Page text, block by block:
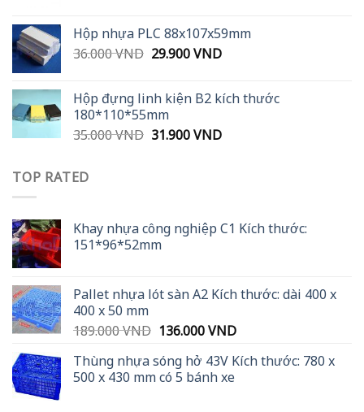
30.000 VND.21.900 VND.
Hộp nhựa PLC 88x107x59mm
36.000VND Original
36.000 VND.
29.900VNDCurrent
29.900 VND.
Hộp đựng linh kiện B2 kích thước
180*110*55mm
35.000VND Original
31.900VNDCurrent
TOP RATED
Khay nhựa công nghiệp C1 Kích thước:
151*96*52mm
Pallet nhựa lót sàn A2 Kích thước: dài 400 x
400 x 50 mm
189.000VND Original
was:
189.000 VND.
136.000VNDCurrent
is:
Thùng nhựa sóng hở 43V Kích thước: 780 x
500 x 430 mm có 5 bánh xe